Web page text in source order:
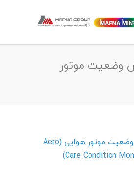
وضعیت موتور
راهکار پایش وضعیت موتور هوایی (Aero
Care Condition